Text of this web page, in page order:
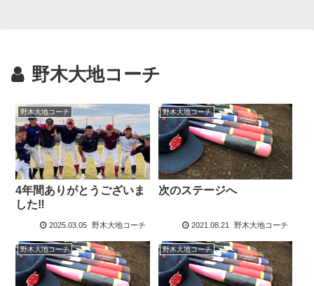
野木大地コーチ
野木大地コーチ
4年間ありがとうございま
した‼
2025.03.05 野木大地コーチ
野木大地コーチ
次のステージへ
2021.08.21 野木大地コーチ
野木大地コーチ 野木大地コーチ